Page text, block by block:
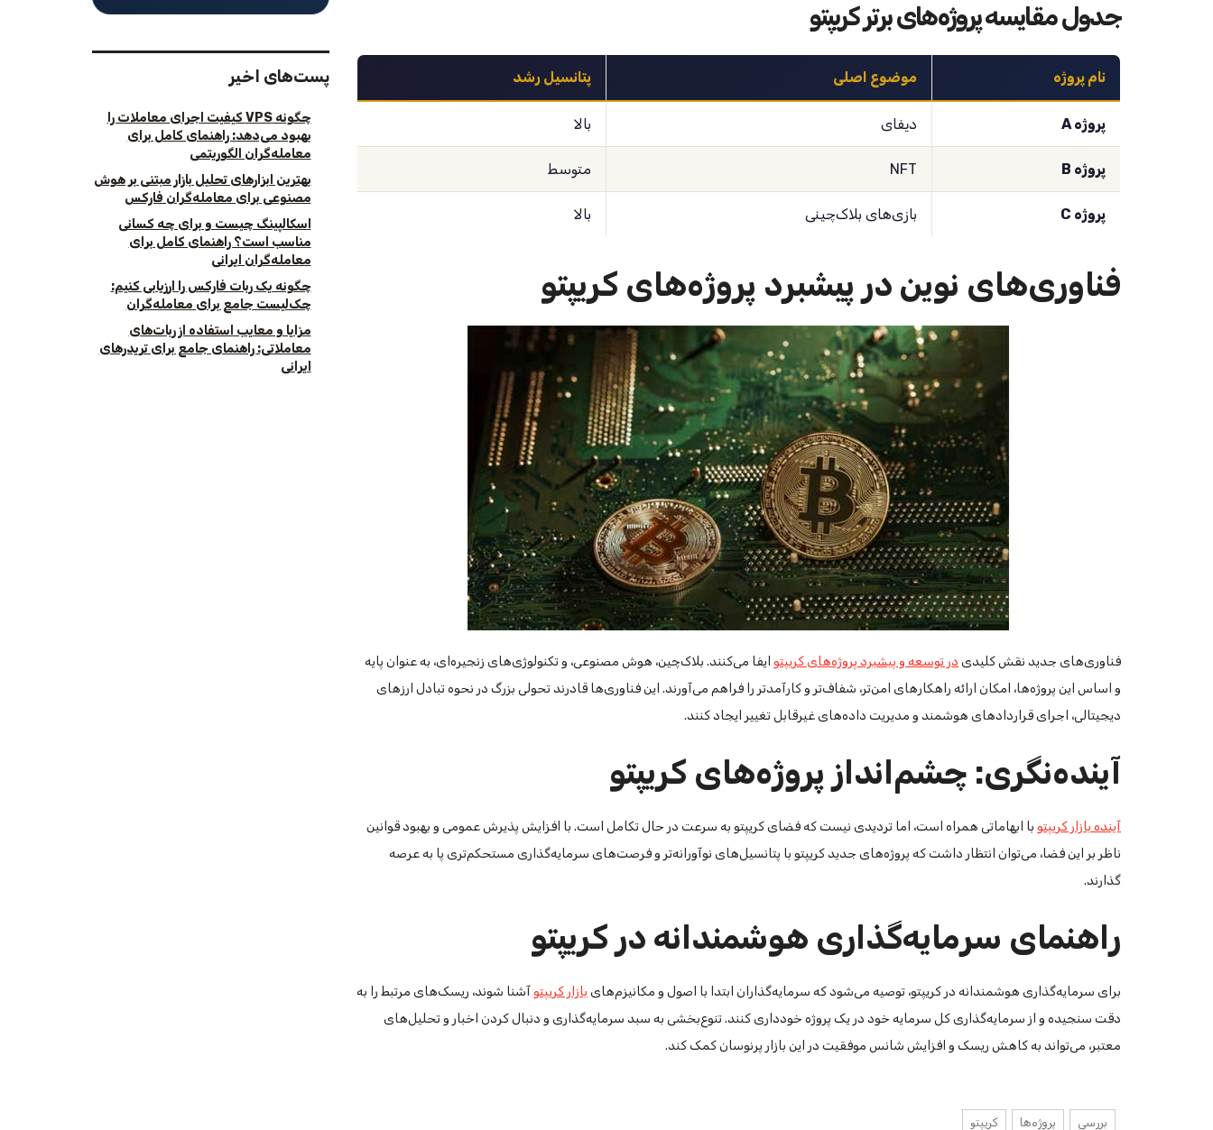
جدول مقایسه پروژه‌های برتر کریپتو
نام پروژه موضوع اصلی پتانسیل رشد
پروژه A دیفای بالا
پروژه B NFT متوسط
پروژه C بازی‌های بلاک‌چینی بالا
فناوری‌های نوین در پیشبرد پروژه‌های کریپتو
فناوری‌های جدید نقش کلیدی در توسعه و پیشبرد پروژه‌های کریپتو ایفا می‌کنند. بلاک‌چین، هوش مصنوعی، و تکنولوژی‌های زنجیره‌ای، به عنوان پایه
و اساس این پروژه‌ها، امکان ارائه راهکارهای امن‌تر، شفاف‌تر و کارآمدتر را فراهم می‌آورند. این فناوری‌ها قادرند تحولی بزرگ در نحوه تبادل ارزهای
دیجیتالی، اجرای قراردادهای هوشمند و مدیریت داده‌های غیرقابل تغییر ایجاد کنند.
آینده‌نگری: چشم‌انداز پروژه‌های کریپتو
آینده بازار کریپتو با ابهاماتی همراه است، اما تردیدی نیست که فضای کریپتو به سرعت در حال تکامل است. با افزایش پذیرش عمومی و بهبود قوانین
ناظر بر این فضا، می‌توان انتظار داشت که پروژه‌های جدید کریپتو با پتانسیل‌های نوآورانه‌تر و فرصت‌های سرمایه‌گذاری مستحکم‌تری پا به عرصه
گذارند.
راهنمای سرمایه‌گذاری هوشمندانه در کریپتو
برای سرمایه‌گذاری هوشمندانه در کریپتو، توصیه می‌شود که سرمایه‌گذاران ابتدا با اصول و مکانیزم‌های بازار کریپتوآشنا شوند، ریسک‌های مرتبط را به
دقت سنجیده و از سرمایه‌گذاری کل سرمایه خود در یک پروژه خودداری کنند. تنوع‌بخشی به سبد سرمایه‌گذاری و دنبال کردن اخبار و تحلیل‌های
معتبر، می‌تواند به کاهش ریسک و افزایش شانس موفقیت در این بازار پرنوسان کمک کند.
بررسی پروژه‌ها کریپتو
پست‌های اخیر
چگونه VPS کیفیت اجرای معاملات را
بهبود می‌دهد: راهنمای کامل برای
معامله‌گران الگوریتمی
بهترین ابزارهای تحلیل بازار مبتنی بر هوش
مصنوعی برای معامله‌گران فارکس
اسکالپینگ چیست و برای چه کسانی
مناسب است؟ راهنمای کامل برای
معامله‌گران ایرانی
چگونه یک ربات فارکس را ارزیابی کنیم:
چک‌لیست جامع برای معامله‌گران
مزایا و معایب استفاده از ربات‌های
معاملاتی: راهنمای جامع برای تریدرهای
ایرانی